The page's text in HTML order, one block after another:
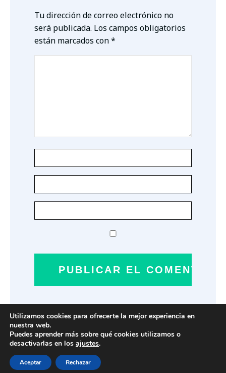
Tu dirección de correo electrónico no
será publicada. Los campos obligatorios
están marcados con*
Aviso legal - Política de privacidad - Cookies - Condiciones generales de
contratación -
- © Mejores Tiendas Online 2024
Utilizamos cookies para ofrecerte la mejor experiencia en
nuestra web.
Puedes aprender más sobre qué cookies utilizamos o
desactivarlas en los ajustes.
Aceptar Rechazar